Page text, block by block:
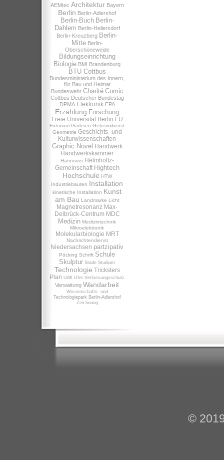
AEMtec Architektur Bayern
Berlin Berlin-Adlershof
Berlin-Buch Berlin-
Dahlem Berlin-Hellersdorf
Berlin-Kreuzberg Berlin-
Mitte Berlin-
Oberschöneweide
Bildungseinrichtung
Biologie BMI Brandenburg
BTU Cottbus
Bundesministerium des Innern,
für Bau und Heimat
Bundeswehr Charité Comic
Cottbus Deutscher Bundestag
DPMA Elektronik EPA
Erzählung Forschung
Freie Universität Berlin FU
Futurium Garbsen Geheimdienst
Geometrie Geschichts- und
Kulturwissenschaften
Graphic Novel Handwerk
Handwerkskammer
Hannover Helmholtz-
Gemeinschaft Hightech
Hochschule HTW
Industriebauten Installation
kinetische Installation Kunst
am Bau Landmarke Licht
Magnetresonanz Max-
Delbrück-Centrum MDC
Medizin Medizintechnik
Mikroelektronik
Molekularbiologie MRT
Nachrichtendienst
Niedersachsen partzipativ
Pöcking Schrift Schule
Skulptur Stade Studium
Technologie Tricksters
Plan UdK Ufer Verfassungsschutz
Verwaltung Wandarbeit
Wissenschafts- und
Technologiepark Berlin-Adlershof
Zeichnung
©